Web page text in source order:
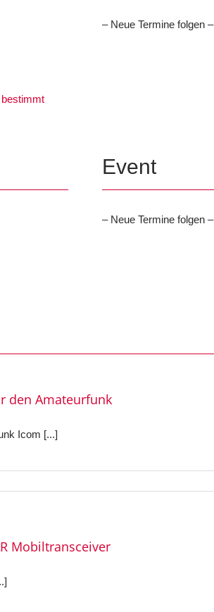
– Neue Termine folgen –
Event
– Neue Termine folgen –
den Amateurfunk
Icom [...]
Mobiltransceiver